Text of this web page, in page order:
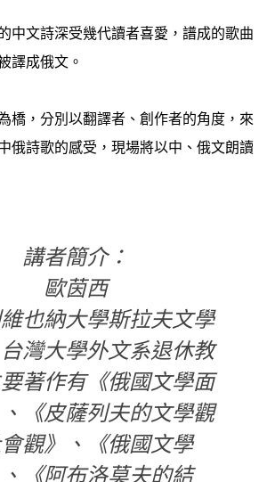
中文詩深受幾代讀者喜愛，譜成的歌曲
譯成俄文。
橋，分別以翻譯者、創作者的角度，來
俄詩歌的感受，現場將以中、俄文朗讀
講者簡介：
歐茵西
也納大學斯拉夫文學
灣大學外文系退休教
著作有《俄國文學面
《皮薩列夫的文學觀
觀》、《俄國文學
《阿布洛莫夫的結